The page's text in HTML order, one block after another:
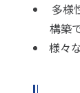
多様
構築で
様々